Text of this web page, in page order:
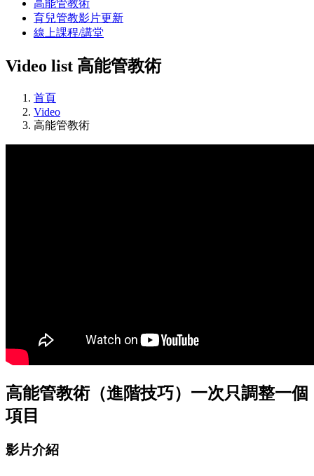
高能管教術
育兒管教影片更新
線上課程/講堂
Video list 高能管教術
首頁
Video
高能管教術
高能管教術（進階技巧）一次只調整一個
項目
影片介紹